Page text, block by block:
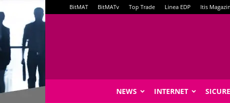
BitMAT BitMATv Top Trade Linea EDP Itis
NEWS INTERNET